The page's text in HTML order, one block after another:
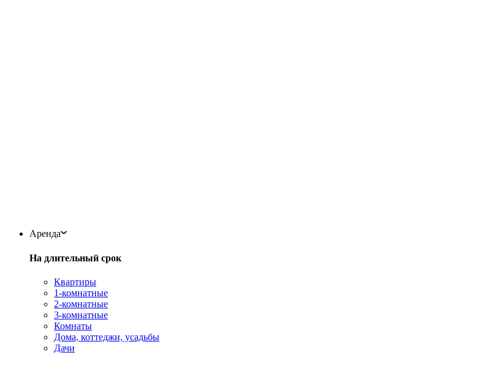
Аренда
На длительный срок
Квартиры
1-комнатные
2-комнатные
3-комнатные
Комнаты
Дома, коттеджи, усадьбы
Дачи